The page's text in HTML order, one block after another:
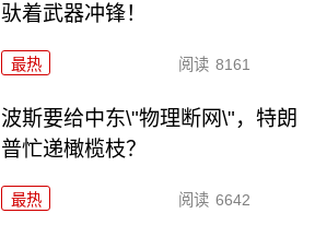
驮着武器冲锋！
最热 阅读 8161
波斯要给中东\"物理断网\"，特朗
普忙递橄榄枝？
最热 阅读 6642